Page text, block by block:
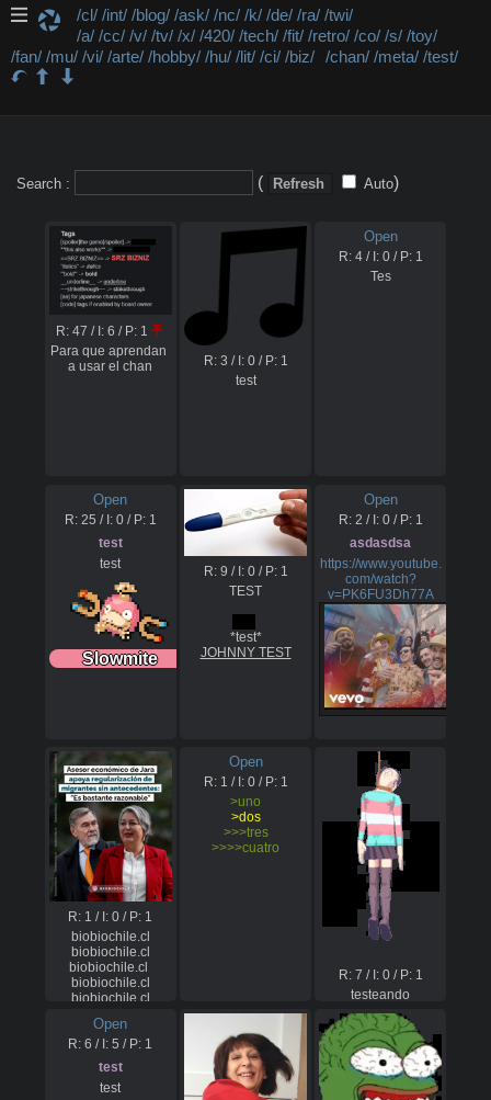
/cl/ /int/ /blog/ /ask/ /nc/ /k/ /de/ /ra/ /twi/
/a/ /cc/ /v/ /tv/ /x/ /420/ /tech/ /fit/ /retro/ /co/ /s/ /toy/
/fan/ /mu/ /vi/ /arte/ /hobby/ /hu/ /lit/ /ci/ /biz/ /chan/ /meta/ /test/
Search : ( Refresh Auto)
R:47 / I:6 / P: 1
Para que aprendan
a usar el chan
R: 3 / I: 0/ P: 1
test
Open
R: 4/ I: 0/ P: 1
Tes
Open
R: 25 / I: 0/ P: 1
test
test
Slowmite
R: 9 / I: 0/ P: 1
TEST
*test*
JOHNNY TEST
Open
R: 2 / I: 0/ P: 1
asdasdsa
https://www.youtube.
com/watch?
v=PK6FU3Dh77A
R: 1 / I:0 / P: 1
biobiochile.cl
biobiochile.cl
biobiochile.cl
biobiochile.cl
biobiochile.cl
biobiochile.cl
Asesor económico
de Jara
apoya
regularización de
Open
R: 1 / I: 0/ P: 1
>uno
>dos
>>>tres
>>>>cuatro
R: 7 / I: 0/ P: 1
testeando
Open
R:6 / I:5 / P: 1
test
test